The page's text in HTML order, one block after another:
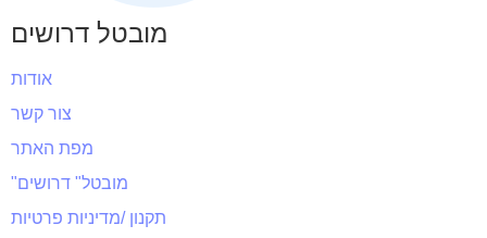
מובטל דרושים
אודות
צור קשר
מפת האתר
"מובטל" דרושים
תקנון /מדיניות פרטיות